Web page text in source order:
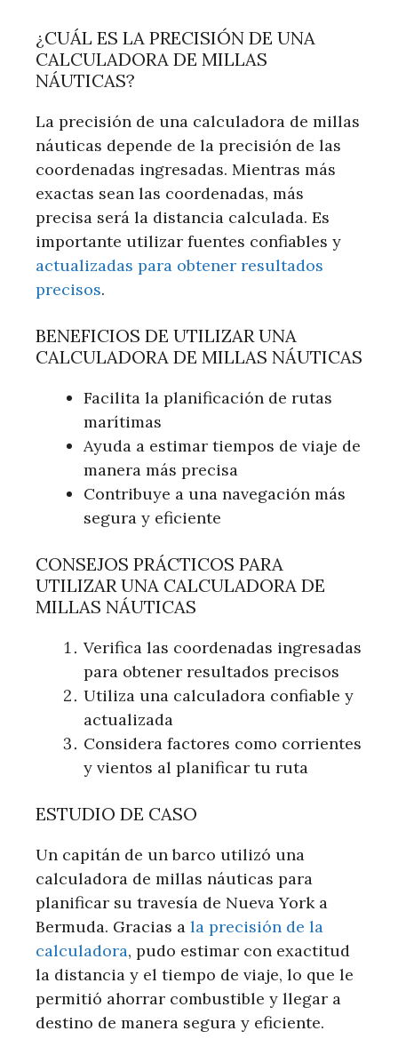
¿CUÁL ES LA PRECISIÓN DE UNA
CALCULADORA DE MILLAS
NÁUTICAS?
La precisión de una calculadora de millas
náuticas depende de la precisión de las
coordenadas ingresadas. Mientras más
exactas sean las coordenadas, más
precisa será la distancia calculada. Es
importante utilizar fuentes confiables y
actualizadas para obtener resultados
precisos.
BENEFICIOS DE UTILIZAR UNA
CALCULADORA DE MILLAS NÁUTICAS
Facilita la planificación de rutas
marítimas
Ayuda a estimar tiempos de viaje de
manera más precisa
Contribuye a una navegación más
segura y eficiente
CONSEJOS PRÁCTICOS PARA
UTILIZAR UNA CALCULADORA DE
MILLAS NÁUTICAS
Verifica las coordenadas ingresadas
para obtener resultados precisos
Utiliza una calculadora confiable y
actualizada
Considera factores como corrientes
y vientos al planificar tu ruta
ESTUDIO DE CASO
Un capitán de un barco utilizó una
calculadora de millas náuticas para
planificar su travesía de Nueva York a
Bermuda. Gracias a la precisión de la
calculadora, pudo estimar con exactitud
la distancia y el tiempo de viaje, lo que le
permitió ahorrar combustible y llegar a
destino de manera segura y eficiente.